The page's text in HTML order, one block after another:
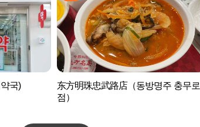
국)
东方明珠忠武路店（동방명주 충무로
점）